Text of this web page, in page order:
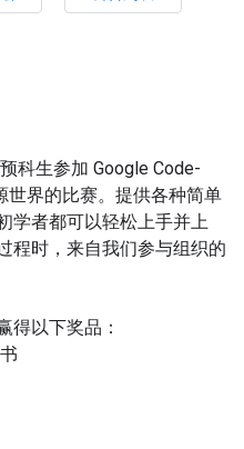
科生参加 Google Code-
世界的比赛。提供各种简单
学者都可以轻松上手并上
程时，来自我们参与组织的
得以下奖品：